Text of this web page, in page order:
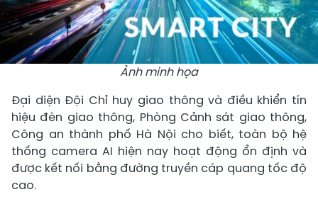
Ảnh minh họa
Đại diện Đội Chỉ huy giao thông và điều khiển tín
hiệu đèn giao thông, Phòng Cảnh sát giao thông,
Công an thành phố Hà Nội cho biết, toàn bộ hệ
thống camera AI hiện nay hoạt động ổn định và
được kết nối bằng đường truyền cáp quang tốc độ
cao.